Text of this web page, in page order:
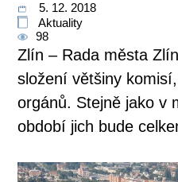
5. 12. 2018
Aktuality
98
Zlín – Rada města
složení většiny
orgánů. Stejně jako v
období jich bude